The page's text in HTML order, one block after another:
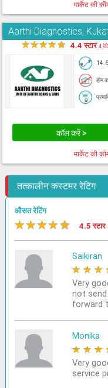
मार्केट की
Aarthi Diagnostics,
★★★★★ 4.4 स्टार4
होम
कॉल करें >
मार्केट की
तत्कालीन कस्टमर रेटिंग
औसत रेटिंग
★★★★★ 4.5 स्टार
Saikiran
★ ★ ★
Very
not
forward
Monika
★ ★ ★
Very
service